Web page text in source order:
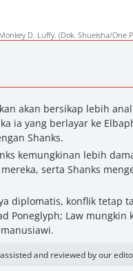
D. Luffy. (Dok. Shueisha/One
akan bersikap lebih
ia yang berlayar ke
Shanks.
kemungkinan lebih
serta Shanks
diplomatis, konflik tetap
Poneglyph; Law mungkin
and reviewed by our